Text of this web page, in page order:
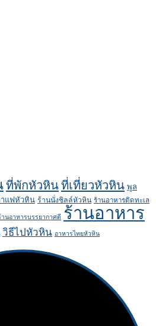
ที่พักหัวหินที่เที่ยวหัวหิน พูล
แฟหัวหิน ร้านนั่งชิลล์หัวหิน ร้านอาหารติดทะเล
านอาหารบรรยากาศดี ร้านอาหาร
วิธีไปหัวหิน อาหารไทยหัวหิน